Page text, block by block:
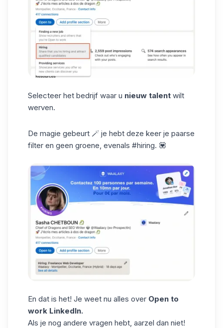
Selecteer het bedrijf waar u nieuw talent wilt
werven.
De magie gebeurt 🪄 je hebt deze keer je paarse
filter en geen groene, evenals #hiring. 💟
En dat is het! Je weet nu alles over Open to
work LinkedIn.
Als je nog andere vragen hebt, aarzel dan niet!